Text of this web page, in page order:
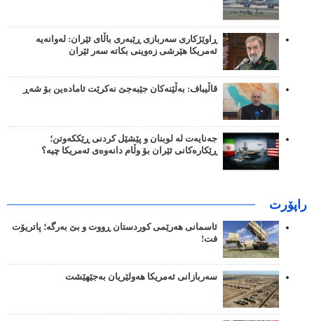
ڕاوێژکاری سەربازی ڕێبەری باڵای ئێران: لەوانەیە
ئەمریکا هێرشی زەوینی بکاتە سەر ئێران
قاڵیباف: بەڵێنەکان جێبەجێ نەکرێت ئامادەین بۆ شەڕ
جەنایەت لە لوبنان و پێشێل کردنی ڕێککەوتن؛
ڕێکارەکانی ئێران بۆ وڵام دانەوەی ئەمریکا چیە؟
راپۆرت
ئاسمانی هەرێمی کوردستان ڕووت و بێ بەرگە؛ پاتریۆت
فت!
سەربازانی ئەمریکا هەولێریان بەجێهێشت